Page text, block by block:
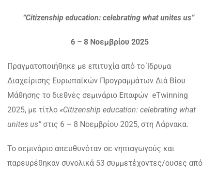
“Citizenship education: celebrating what unites us”
6 – 8 Νοεμβρίου 2025
Πραγματοποιήθηκε με επιτυχία από το Ίδρυμα
Διαχείρισης Ευρωπαϊκών Προγραμμάτων Διά Βίου
Μάθησης το διεθνές σεμινάριο Επαφών eTwinning
2025, με τίτλο «Citizenship education: celebrating what
unites us” στις 6 – 8 Νοεμβρίου 2025, στη Λάρνακα.
Το σεμινάριο απευθυνόταν σε νηπιαγωγούς και
παρευρέθηκαν συνολικά 53 συμμετέχοντες/ουσες από